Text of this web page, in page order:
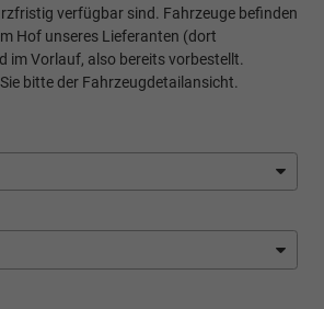
verfügbar sind. Fahrzeuge befinden
Hof unseres Lieferanten (dort
im Vorlauf, also bereits vorbestellt.
bitte der Fahrzeugdetailansicht.